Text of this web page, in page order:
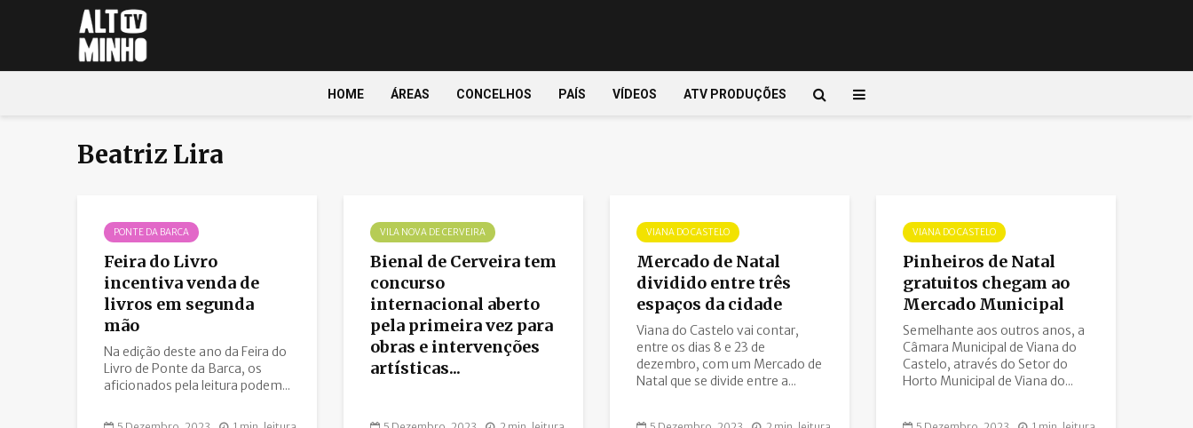
HOME ÁREAS CONCELHOS PAÍS VÍDEOS ATV PRODUÇÕES
Beatriz Lira
PONTE DA BARCA
Feira do Livro
incentiva venda de
livros em segunda
mão
Na edição deste ano da Feira do
Livro de Ponte da Barca, os
aficionados pela leitura podem...
VILA NOVA DE CERVEIRA
Bienal de Cerveira tem
concurso
internacional aberto
pela primeira vez para
obras e intervenções
artísticas...
VIANA DO CASTELO
Mercado de Natal
dividido entre três
espaços da cidade
Viana do Castelo vai contar,
entre os dias 8 e 23 de
dezembro, com um Mercado de
Natal que se divide entre a...
VIANA DO CASTELO
Pinheiros de Natal
gratuitos chegam ao
Mercado Municipal
Semelhante aos outros anos, a
Câmara Municipal de Viana do
Castelo, através do Setor do
Horto Municipal de Viana do...